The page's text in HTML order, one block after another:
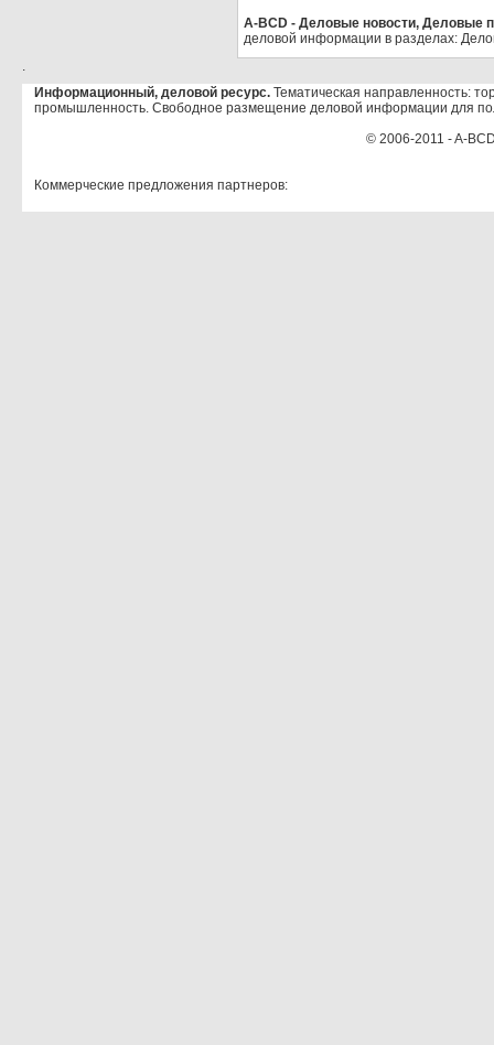
A-BCD - Деловые новости, Деловые
деловой информации в разделах:
.
Информационный, деловой ресурс. Тематическая направленность:
промышленность. Свободное размещение деловой информации для
© 2006-2011 - A-
Коммерческие предложения партнеров: